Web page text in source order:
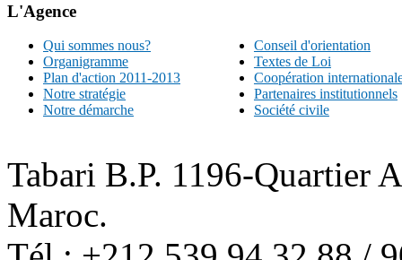
L'Agence
Qui sommes nous?
Organigramme
Plan d'action 2011-2013
Notre stratégie
Notre démarche
Conseil d'orientation
Textes de Loi
Coopération
Partenaires institutionnels
Société civile
Tabari B.P. 1196-Quartier
Maroc.